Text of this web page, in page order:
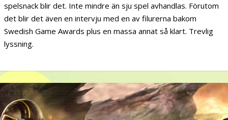
spelsnack blir det. Inte mindre än sju spel avhandlas. Förutom
det blir det även en intervju med en av filurerna bakom
Swedish Game Awards plus en massa annat så klart. Trevlig
lyssning.